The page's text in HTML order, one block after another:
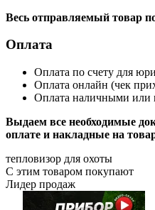
Весь отправляемый товар
Оплата
Оплата по счету для
Оплата онлайн (чек
Оплата наличными или
Выдаем все необходимые
оплате и накладные на
тепловизор для охоты
С этим товаром покупают
Лидер продаж